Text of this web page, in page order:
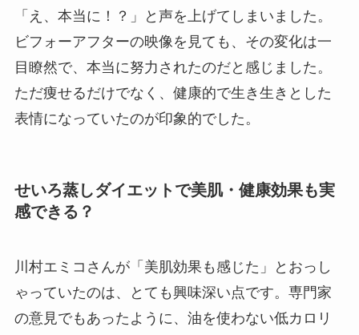
「え、本当に！？」と声を上げてしまいました。
ビフォーアフターの映像を見ても、その変化は一
目瞭然で、本当に努力されたのだと感じました。
ただ痩せるだけでなく、健康的で生き生きとした
表情になっていたのが印象的でした。
せいろ蒸しダイエットで美肌・健康効果も実
感できる？
川村エミコさんが「美肌効果も感じた」とおっし
ゃっていたのは、とても興味深い点です。専門家
の意見でもあったように、油を使わない低カロリ